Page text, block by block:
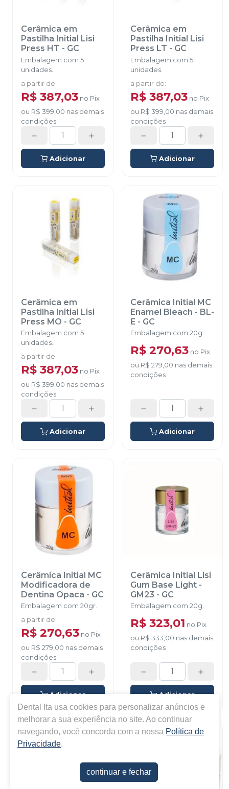
Cerâmica em
Pastilha Initial Lisi
Press HT - GC
Embalagem com 5
unidades.
a partir de:
R$ 387,03 no Pix
ou R$ 399,00 nas demais
condições
Adicionar
Cerâmica em
Pastilha Initial Lisi
Press LT - GC
Embalagem com 5
unidades.
a partir de:
R$ 387,03 no Pix
ou R$ 399,00 nas demais
condições
Adicionar
Cerâmica em
Pastilha Initial Lisi
Press MO - GC
Embalagem com 5
unidades.
a partir de:
R$ 387,03 no Pix
ou R$ 399,00 nas demais
condições
Adicionar
Cerâmica Initial MC
Enamel Bleach - BL-
E - GC
Embalagem com 20g.
R$ 270,63 no Pix
ou R$ 279,00 nas demais
condições
Adicionar
Cerâmica Initial MC
Modificadora de
Dentina Opaca - GC
Embalagem com 20gr.
a partir de:
R$ 270,63 no Pix
ou R$ 279,00 nas demais
condições
Adicionar
Cerâmica Initial Lisi
Gum Base Light -
GM23 - GC
Embalagem com 20g.
R$ 323,01 no Pix
ou R$ 333,00 nas demais
condições
Adicionar
Dental Ita usa cookies para personalizar anúncios e
melhorar a sua experiência no site. Ao continuar
navegando, você concorda com a nossa Política de
Privacidade.
continuar e fechar